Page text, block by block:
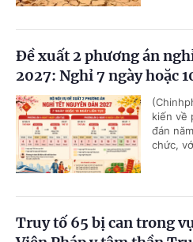
Đề xuất 2 phương án
2027: Nghỉ 7 ngày hoặc
kiến về
đán
chức,
Truy tố 65 bị can trong